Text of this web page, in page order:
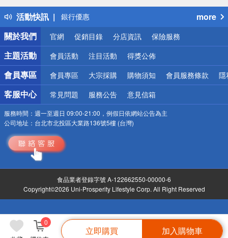
0
立即購買 加入購物車
活動快訊
熱門話題
銀行優惠
偏遠地區配送
詐騙網頁！請小心！
more
關於我們
官網 促銷目錄 分店資訊 保險服務
主題活動 會員活動 注目活動 得獎公佈
會員專區 會員專區 大宗採購 購物須知 會員服務條款 隱
客服中心 常見問題 服務公告 意見信箱
服務時間： 週一至週日 09:00-21:00，例假日依網站公告為主
公司地址： 台北市北投區大業路136號5樓 (台灣)
食品業者登錄字號 A-122662550-00000-6
Copyright©2026 Uni-Prosperity Lifestyle Corp. All Right Reserved